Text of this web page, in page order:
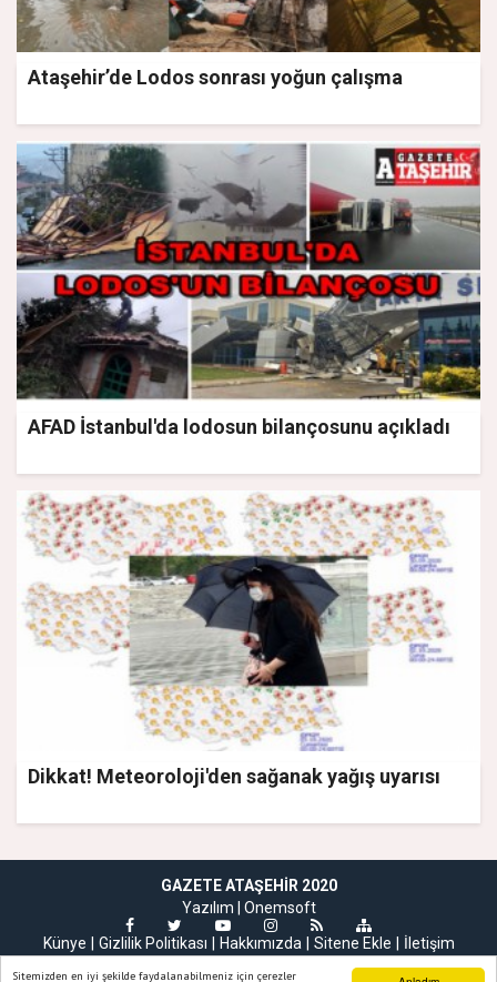
Sitemizden en iyi şekilde faydalanabilmeniz için çerezler
Ataşehir’de Lodos sonrası yoğun çalışma
AFAD İstanbul'da lodosun bilançosunu açıkladı
Dikkat! Meteoroloji'den sağanak yağış uyarısı
GAZETE ATAŞEHIR 2020
Yazılım | Onemsoft
Künye
Gizlilik Politikası Hakkımızda Sitene Ekle İletişim